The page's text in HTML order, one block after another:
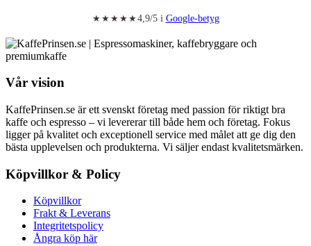
★★★★★4,9/5 i Google-betyg
Vår vision
KaffePrinsen.se är ett svenskt företag med passion för riktigt bra
kaffe och espresso – vi levererar till både hem och företag. Fokus
ligger på kvalitet och exceptionell service med målet att ge dig den
bästa upplevelsen och produkterna. Vi säljer endast kvalitetsmärken.
Köpvillkor & Policy
Köpvillkor
Frakt & Leverans
Integritetspolicy
Ångra köp här